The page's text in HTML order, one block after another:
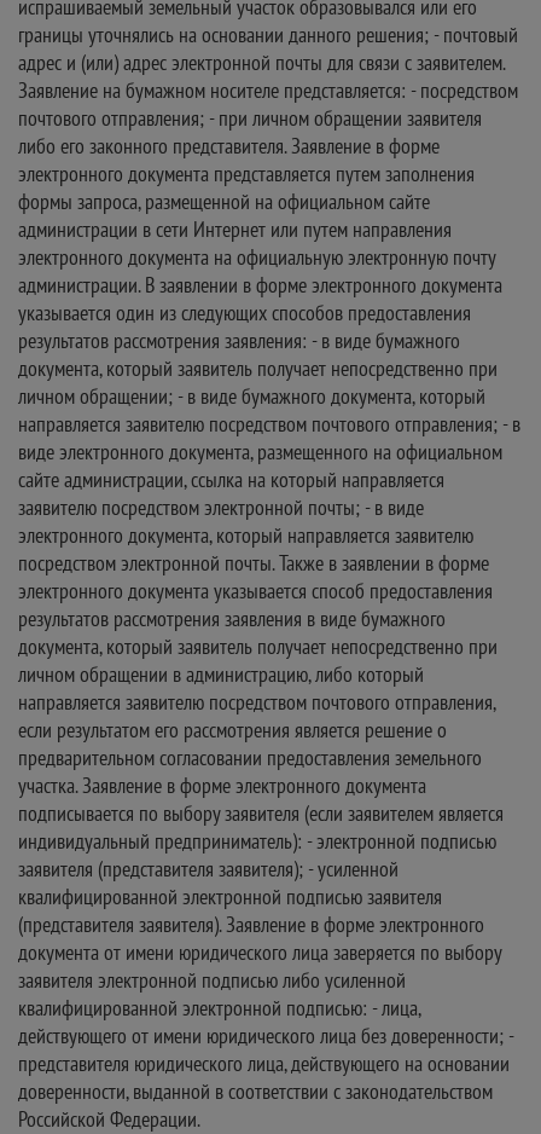
испрашиваемый земельный участок образовывался или его
границы уточнялись на основании данного решения; - почтовый
адрес и (или) адрес электронной почты для связи с заявителем.
Заявление на бумажном носителе представляется: - посредством
почтового отправления; - при личном обращении заявителя
либо его законного представителя. Заявление в форме
электронного документа представляется путем заполнения
формы запроса, размещенной на официальном сайте
администрации в сети Интернет или путем направления
электронного документа на официальную электронную почту
администрации. В заявлении в форме электронного документа
указывается один из следующих способов предоставления
результатов рассмотрения заявления: - в виде бумажного
документа, который заявитель получает непосредственно при
личном обращении; - в виде бумажного документа, который
направляется заявителю посредством почтового отправления; - в
виде электронного документа, размещенного на официальном
сайте администрации, ссылка на который направляется
заявителю посредством электронной почты; - в виде
электронного документа, который направляется заявителю
посредством электронной почты. Также в заявлении в форме
электронного документа указывается способ предоставления
результатов рассмотрения заявления в виде бумажного
документа, который заявитель получает непосредственно при
личном обращении в администрацию, либо который
направляется заявителю посредством почтового отправления,
если результатом его рассмотрения является решение о
предварительном согласовании предоставления земельного
участка. Заявление в форме электронного документа
подписывается по выбору заявителя (если заявителем является
индивидуальный предприниматель): - электронной подписью
заявителя (представителя заявителя); - усиленной
квалифицированной электронной подписью заявителя
(представителя заявителя). Заявление в форме электронного
документа от имени юридического лица заверяется по выбору
заявителя электронной подписью либо усиленной
квалифицированной электронной подписью: - лица,
действующего от имени юридического лица без доверенности; -
представителя юридического лица, действующего на основании
доверенности, выданной в соответствии с законодательством
Российской Федерации.